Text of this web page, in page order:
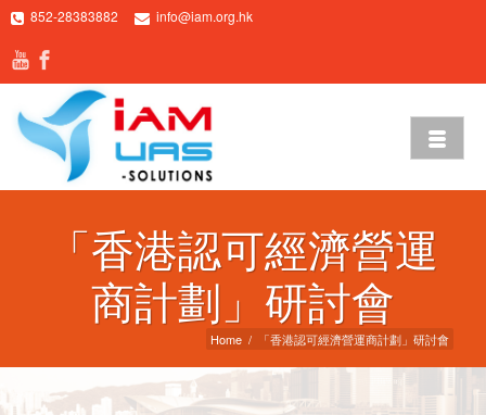
852-28383882 info@iam.org.hk
「香港認可經濟營運
商計劃」研討會
Home / 「香港認可經濟營運商計劃」研討會